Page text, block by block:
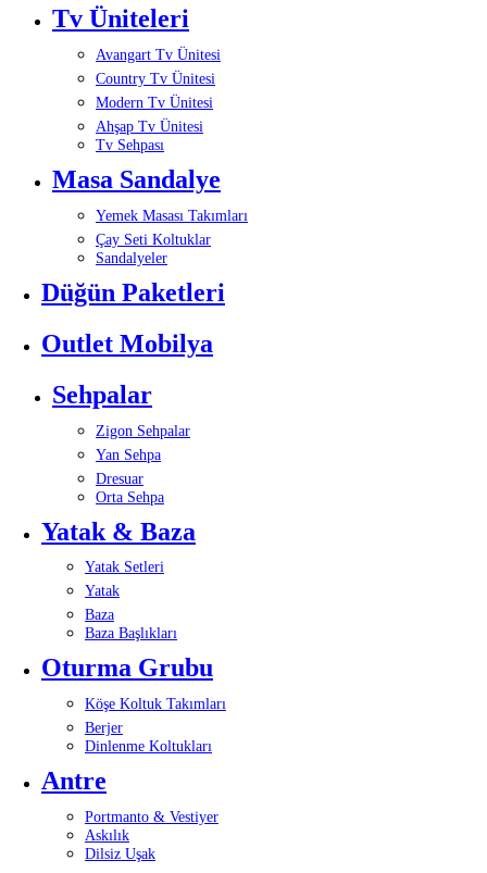
Tv Üniteleri
Avangart Tv Ünitesi
Country Tv Ünitesi
Modern Tv Ünitesi
Ahşap Tv Ünitesi
Tv Sehpası
Masa Sandalye
Yemek Masası Takımları
Çay Seti Koltuklar
Sandalyeler
Düğün Paketleri
Outlet Mobilya
Sehpalar
Zigon Sehpalar
Yan Sehpa
Dresuar
Orta Sehpa
Yatak & Baza
Yatak Setleri
Yatak
Baza
Baza Başlıkları
Oturma Grubu
Köşe Koltuk Takımları
Berjer
Dinlenme Koltukları
Antre
Portmanto & Vestiyer
Askılık
Dilsiz Uşak